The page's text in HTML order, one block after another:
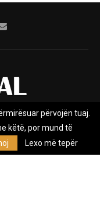
e themeluar në vitin
përvojën tuaj.
këtë, por mund të
Lexo më tepër